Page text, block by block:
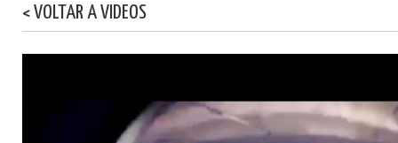
< VOLTAR A VIDEOS